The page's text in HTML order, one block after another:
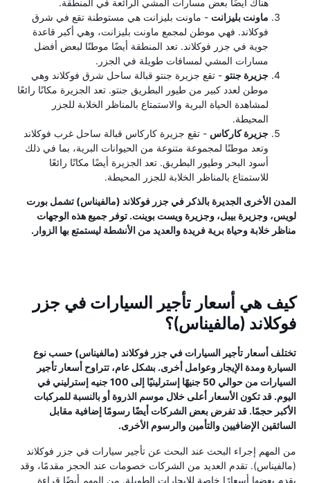
هناك أيضًا بعض مسارات المشي الرائعة في المنطقة.
ماونت بليزانت - ماونت بليزانت هي مستوطنة تقع في شرق
فوكلاند. فهي موطن لمجمع ماونت بليزانت، وهي أكبر قاعدة
جوية في جزر فوكلاند. تعد المنطقة أيضًا موطنًا لبعض أفضل
مسارات المشي لمسافات طويلة في الجزر.
جزيرة جنتو - تقع جزيرة جنتو قبالة ساحل شرق فوكلاند وهي
موطن لعدد كبير من طيور البطريق جنتو. تعد الجزيرة مكانًا رائعًا
لمشاهدة الحياة البرية والاستمتاع بالمناظر الخلابة للجزر
المحيطة.
جزيرة كاركاس - تقع جزيرة كاركاس قبالة ساحل غرب فوكلاند
وتعد موطنًا لمجموعة متنوعة من الحيوانات البرية، بما في ذلك
أسود البحر وطيور البطريق. تعد الجزيرة أيضًا مكانًا رائعًا
للاستمتاع بالمناظر الخلابة للجزر المحيطة.
المدن الأخرى الجديرة بالذكر في جزر فوكلاند (مالفيناس) تشمل بورت
لويس، وجزيرة بيبل، وجزيرة ويست بوينت. توفر جميع هذه الوجهات
مناظر خلابة وحياة برية فريدة والعديد من الأنشطة ليستمتع بها الزوار.
كيف هي أسعار تأجير السيارات في جزر
فوكلاند (مالفيناس)؟
تختلف أسعار تأجير السيارات في جزر فوكلاند (مالفيناس) حسب نوع
السيارة ومدة الإيجار وعوامل أخرى. بشكل عام، تتراوح أسعار تأجير
السيارات من حوالي 50 جنيهًا إسترلينيًا إلى 100 جنيه إسترليني في
اليوم. قد تكون الأسعار أعلى خلال موسم الذروة أو بالنسبة للمركبات
الأكبر حجمًا. قد تفرض بعض الشركات أيضًا رسومًا إضافية مقابل
السائقين الإضافيين والتأمين والرسوم الأخرى.
من المهم إجراء البحث عند البحث عن تأجير سيارات في جزر فوكلاند
(مالفيناس). تقدم العديد من الشركات خصومات عند الحجز مقدمًا، وقد
يقدم بعضها أسعارًا خاصة للإيجارات الطويلة. من المهم أيضًا قراءة